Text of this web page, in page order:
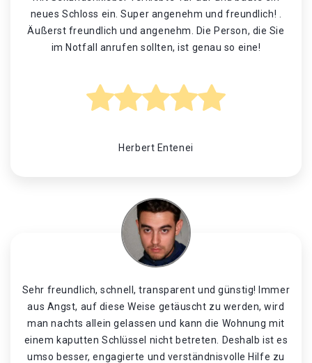
neues Schloss ein. Super angenehm und freundlich! .
Äußerst freundlich und angenehm. Die Person, die Sie
im Notfall anrufen sollten, ist genau so eine!
Herbert Entenei
Sehr freundlich, schnell, transparent und günstig! Immer
aus Angst, auf diese Weise getäuscht zu werden, wird
man nachts allein gelassen und kann die Wohnung mit
einem kaputten Schlüssel nicht betreten. Deshalb ist es
umso besser, engagierte und verständnisvolle Hilfe zu